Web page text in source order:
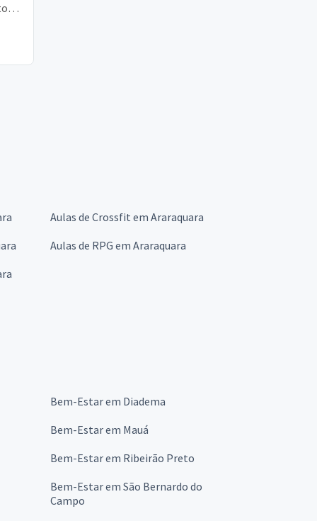
Aulas de Crossfit em Araraquara
Aulas de RPG em Araraquara
Bem-Estar em Diadema
Bem-Estar em Mauá
Bem-Estar em Ribeirão Preto
Bem-Estar em São Bernardo do
Campo